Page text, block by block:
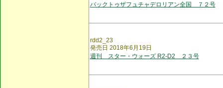
バックトゥザフュチャデロリアン全国 ７２号
rdd2_23
発売日 2018年6月19日
週刊 スター・ウォーズ R2-D2 ２３号